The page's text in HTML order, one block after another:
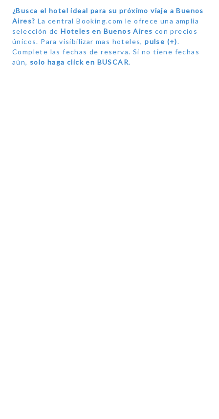
¿Busca el hotel ideal para su próximo viaje a Buenos
Aires? La central Booking.com le ofrece una amplia
selección deHoteles en Buenos Aires con precios
únicos. Para visibilizar mas hoteles,pulse (+).
Complete las fechas de reserva. Si no tiene fechas
aún, solo haga click en BUSCAR.